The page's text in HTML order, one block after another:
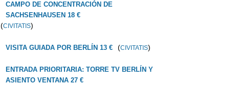
CAMPO DE CONCENTRACIÓN DE
SACHSENHAUSEN 18 €
(CIVITATIS)
VISITA GUIADA POR BERLÍN 13 € (CIVITATIS)
ENTRADA PRIORITARIA: TORRE TV BERLÍN Y
ASIENTO VENTANA 27 €